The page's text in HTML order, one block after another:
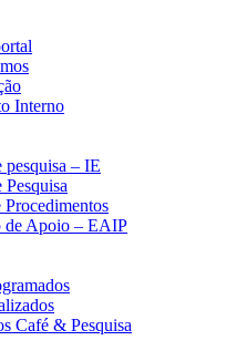
Interno
pesquisa – IE
Procedimentos
de Apoio – EAIP
Café & Pesquisa